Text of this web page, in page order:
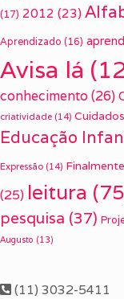
(17) 2012 (23)
Aprendizado (16)
Avisa lá
conhecimento(26)
criatividade (14) Cuidados
Educação
Expressão (14)
(25) leitura
pesquisa (37)
Augusto (13)
(11) 3032-5411